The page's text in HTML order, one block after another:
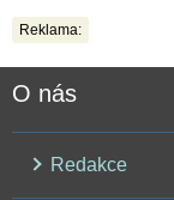
Reklama:
O nás
Redakce